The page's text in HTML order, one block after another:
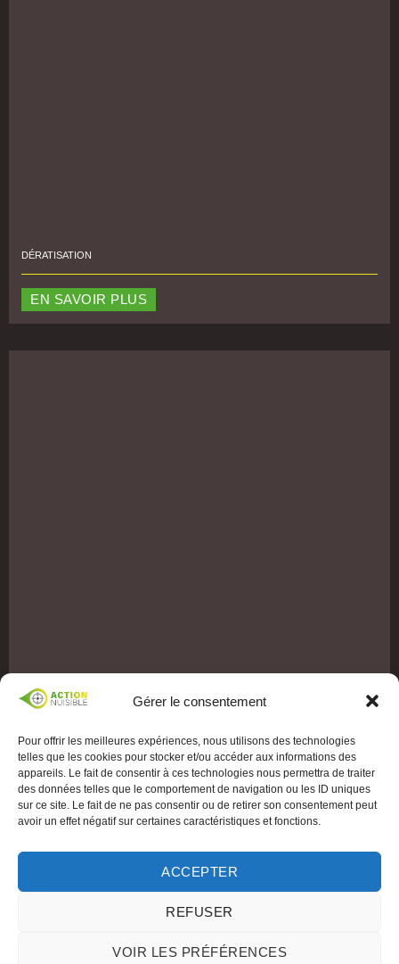
Gérer le consentement
Pour offrir les meilleures expériences, nous utilisons des technologies
telles que les cookies pour stocker et/ou accéder aux informations des
appareils. Le fait de consentir à ces technologies nous permettra de traiter
des données telles que le comportement de navigation ou les ID uniques
sur ce site. Le fait de ne pas consentir ou de retirer son consentement peut
avoir un effet négatif sur certaines caractéristiques et fonctions.
ACCEPTER
REFUSER
VOIR LES PRÉFÉRENCES
DÉRATISATION
EN SAVOIR PLUS